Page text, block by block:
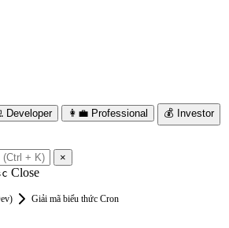
Developer 👩‍💼 Professional 💰 Investor
×
Close
Giải mã biểu thức Cron